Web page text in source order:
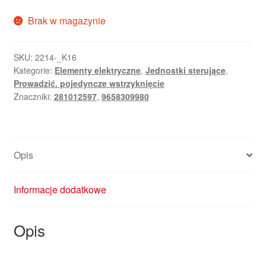
Brak w magazynie
SKU: 2214-_K16
Kategorie: Elementy elektryczne, Jednostki sterujące,
Prowadzić. pojedyncze wstrzyknięcie
Znaczniki: 281012597, 9658309980
Opis
Informacje dodatkowe
Opis